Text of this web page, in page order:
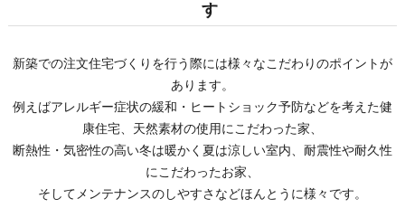
す
新築での注文住宅づくりを行う際には様々なこだわりのポイントが
あります。
例えばアレルギー症状の緩和・ヒートショック予防などを考えた健
康住宅、天然素材の使用にこだわった家、
断熱性・気密性の高い冬は暖かく夏は涼しい室内、耐震性や耐久性
にこだわったお家、
そしてメンテナンスのしやすさなどほんとうに様々です。